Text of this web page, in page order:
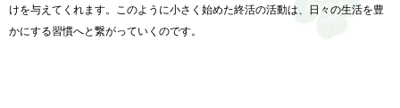
けを与えてくれます。 このように小さく始めた終活の活動は、
日々の生活を豊
かにする習慣へと繋がっていくのです。